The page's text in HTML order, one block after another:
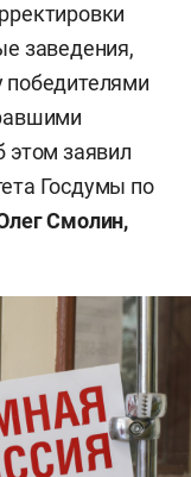
заведения,
заявил
Госдумы по
Смолин,